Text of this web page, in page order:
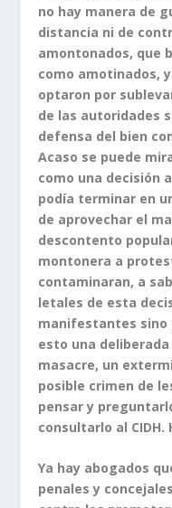
no hay manera de
distancia ni de
amontonados, que
como amotinados,
optaron por
de las autoridades
defensa del bien
Acaso se puede
como una decisión
podía terminar en
de aprovechar el
descontento
montonera a
contaminaran, a
letales de esta
manifestantes sino
esto una
masacre, un
posible crimen de
pensar y
consultarlo al CIDH.
Ya hay abogados
penales y